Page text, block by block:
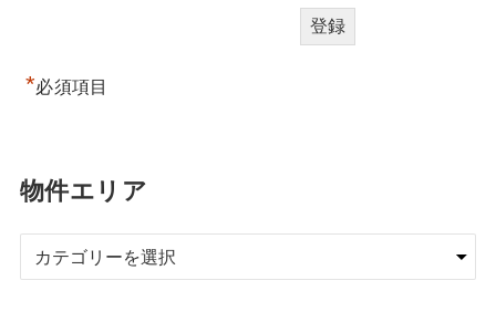
*必須項目
物件エリア